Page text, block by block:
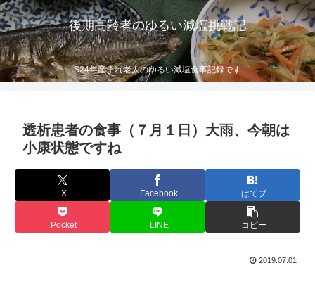
後期高齢者のゆるい減塩挑戦記
S24年産まれ老人のゆるい減塩食事記録です
透析患者の食事（７月１日）大雨、今朝は
小康状態ですね
X Facebook はてブ
Pocket LINE コピー
2019.07.01